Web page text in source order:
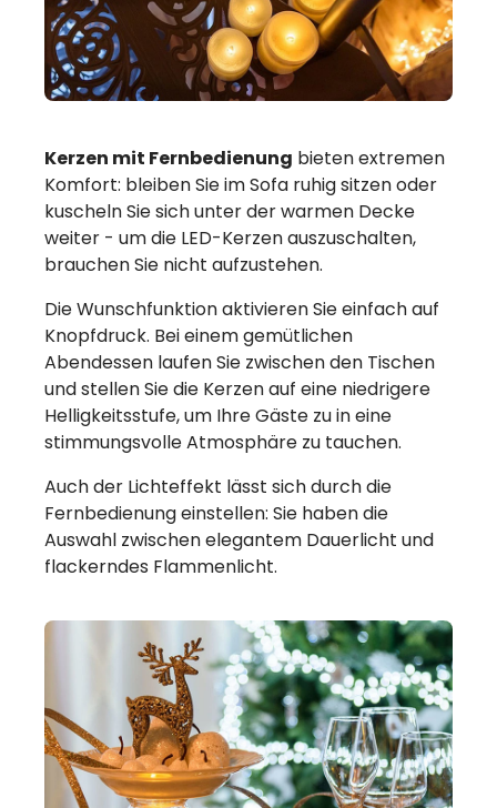
Kerzen mit Fernbedienung bieten extremen
Komfort: bleiben Sie im Sofa ruhig sitzen oder
kuscheln Sie sich unter der warmen Decke
weiter - um die LED-Kerzen auszuschalten,
brauchen Sie nicht aufzustehen.
Die Wunschfunktion aktivieren Sie einfach auf
Knopfdruck. Bei einem gemütlichen
Abendessen laufen Sie zwischen den Tischen
und stellen Sie die Kerzen auf eine niedrigere
Helligkeitsstufe, um Ihre Gäste zu in eine
stimmungsvolle Atmosphäre zu tauchen.
Auch der Lichteffekt lässt sich durch die
Fernbedienung einstellen: Sie haben die
Auswahl zwischen elegantem Dauerlicht und
flackerndes Flammenlicht.